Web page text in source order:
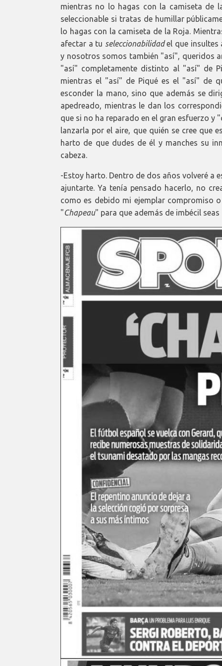
mientras no lo hagas con la camiseta de
seleccionable si tratas de humillar
lo hagas con la camiseta de la Roja.
afectar a tu seleccionabilidadel que insultes
y nosotros somos también "así", queridos
"así" completamente distinto al "así" de
mientras el "así" de Piqué es el "así" de
esconder la mano, sino que además se
apedreado, mientras le dan los
que si no ha reparado en el gran esfuerzo
lanzarla por el aire, que quién se cree que
harto de que dudes de él y manches su
cabeza.
-Estoy harto. Dentro de dos años volveré a
ajuntarte. Ya tenía pensado hacerlo, no
como es debido mi ejemplar compromiso
"Chapeau" para que además de imbécil